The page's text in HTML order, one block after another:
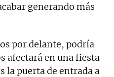
generando más
por delante, podría
afectará en una fiesta
la puerta de entrada a